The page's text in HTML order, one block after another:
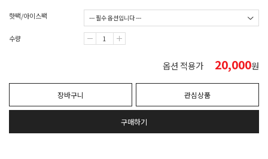
핫팩/아이스팩
수량
옵션 적용가 20,000원
장바구니 관심상품
구매하기